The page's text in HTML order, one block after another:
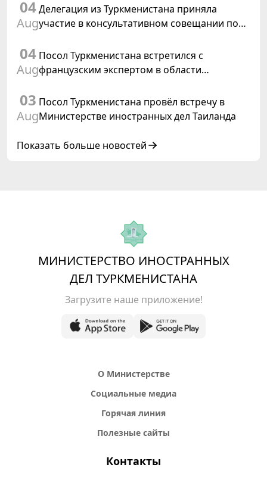
заседания Халк Маслахаты Туркменистана
04
Aug
Делегация из Туркменистана приняла
участие в консультативном совещании по
04
Aug
Посол Туркменистана встретился с
французским экспертом в области
03
Aug
Посол Туркменистана провёл встречу в
Министерстве иностранных дел Таиланда
Показать больше новостей
МИНИСТЕРСТВО ИНОСТРАННЫХ
ДЕЛ ТУРКМЕНИСТАНА
Загрузите наше приложение!
О Министерстве
Социальные медиа
Горячая линия
Полезные сайты
Контакты